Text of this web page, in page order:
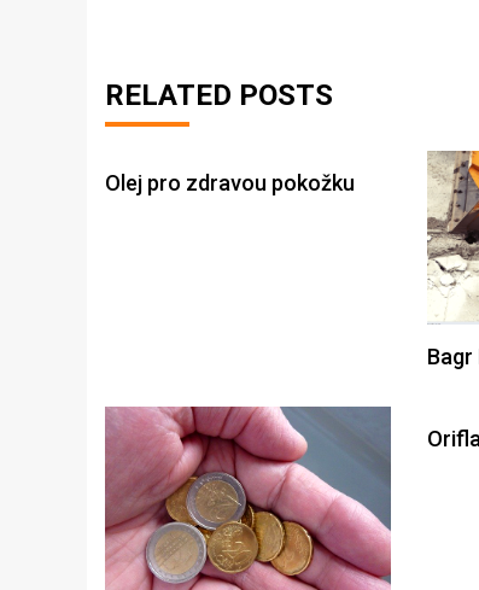
RELATED POSTS
Olej pro zdravou pokožku
Bagr